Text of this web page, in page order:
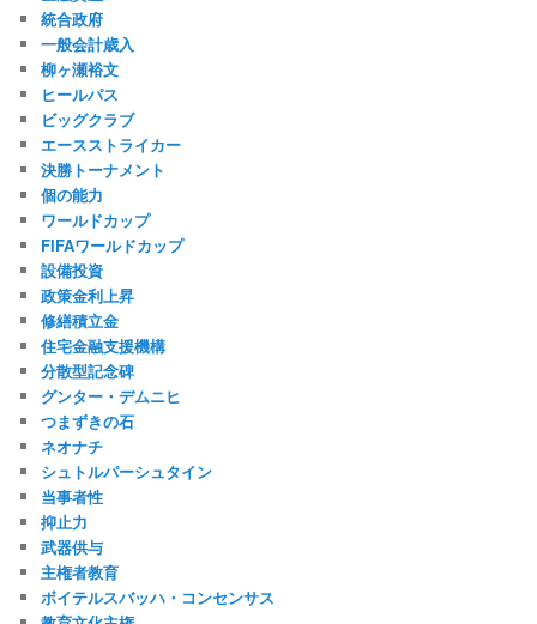
統合政府
一般会計歳入
柳ヶ瀬裕文
ヒールパス
ビッグクラブ
エースストライカー
決勝トーナメント
個の能力
ワールドカップ
FIFAワールドカップ
設備投資
政策金利上昇
修繕積立金
住宅金融支援機構
分散型記念碑
グンター・デムニヒ
つまずきの石
ネオナチ
シュトルパーシュタイン
当事者性
抑止力
武器供与
主権者教育
ボイテルスバッハ・コンセンサス